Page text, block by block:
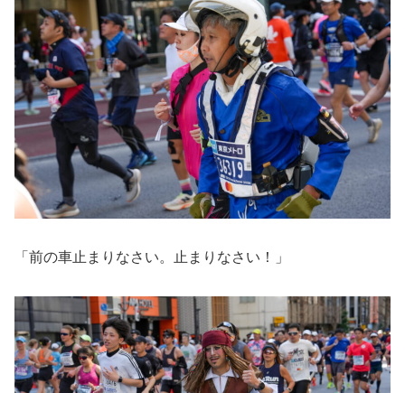
「前の車止まりなさい。止まりなさい！」